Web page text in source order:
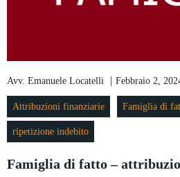
Avv. Emanuele Locatelli | Febbraio 2,
Attribuzioni finanziarie Famiglia di
ripetizione indebito
Famiglia di fatto –